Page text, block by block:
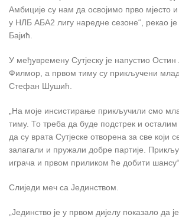
Амбиције су нам да освојимо прво мјесто
у НЛБ АБА2 лигу наредне сезоне“, рекао
Бајић.
У међувремену Сутјеску је напустио Остин
Филмор, а првом тиму су прикључени
Стефан Шушић.
„На моје инсистирање прикључили смо
тиму. То треба да буде подстрек и
да су врата Сутјеске отворена за све који
залагали и пружали добре партије.
играча и првом приликом ће добити шансу“,
Слиједи меч са Јединством.
„Јединство је у првом дијелу показало да